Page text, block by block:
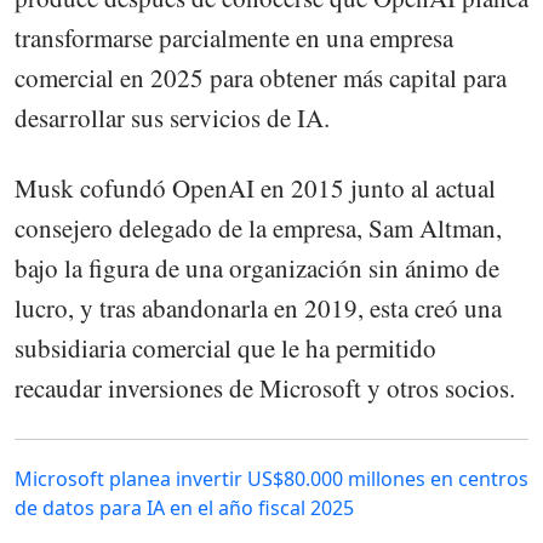
transformarse parcialmente en una empresa
comercial en 2025 para obtener más capital para
desarrollar sus servicios de IA.
Musk cofundó OpenAI en 2015 junto al actual
consejero delegado de la empresa, Sam Altman,
bajo la figura de una organización sin ánimo de
lucro, y tras abandonarla en 2019, esta creó una
subsidiaria comercial que le ha permitido
recaudar inversiones de Microsoft y otros socios.
Microsoft planea invertir US$80.000 millones en centros
de datos para IA en el año fiscal 2025